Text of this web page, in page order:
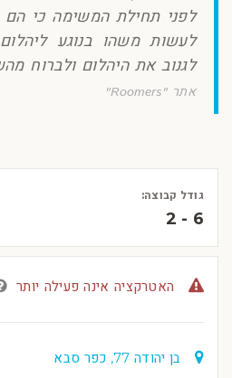
לפני תחילת המשימה כי
לגנוב את היהלום ולברוח
אתר "Roomers"
גודל קבוצה:
2 - 6
האטרקציה אינה פעילה יותר
בן יהודה 77, כפר סבא